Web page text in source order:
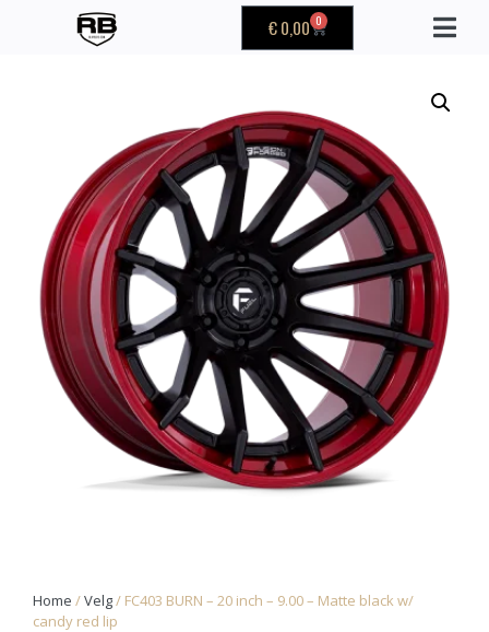
€0,00 0
Home /Velg/ FC403 BURN – 20 inch – 9.00 – Matte black w/
candy red lip